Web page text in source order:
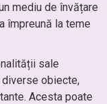
mediu de învățare
împreună la teme
sale
obiecte,
Acesta poate